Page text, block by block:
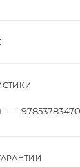
—